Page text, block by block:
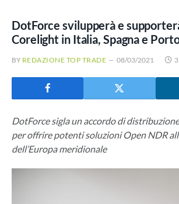
DotForce svilupperà e
Corelight in Italia, Spagna e
BY REDAZIONE TOP TRADE 08/03/2021
DotForce sigla un accordo di
per offrire potenti soluzioni Open NDR
dell’Europa meridionale